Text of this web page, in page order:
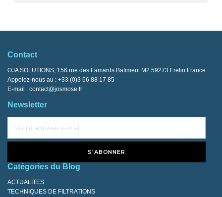
Contact
OJA SOLUTIONS, 156 rue des Famards Batiment M2 59273 Fretin France
Appelez-nous au : +33 (0)3 66 88 17 85
E-mail : contact@josmose.fr
Newsletter
S'ABONNER
Catégories du Blog
ACTUALITES
TECHNIQUES DE FILTRATIONS